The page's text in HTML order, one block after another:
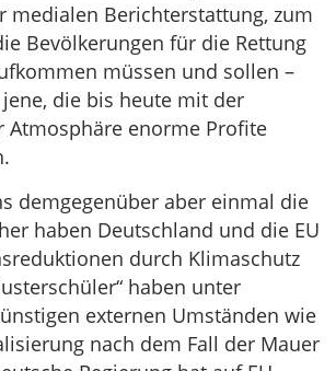
medialen Berichterstattung, zum
Bevölkerungen für die Rettung
müssen und sollen –
die bis heute mit der
Atmosphäre enorme Profite
demgegenüber aber einmal die
haben Deutschland und die EU
durch Klimaschutz
haben unter
externen Umständen wie
nach dem Fall der Mauer